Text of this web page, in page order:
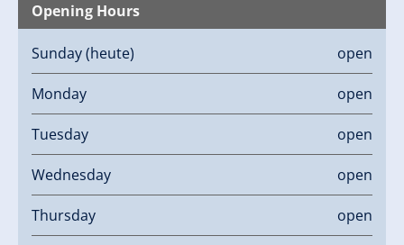
Opening Hours
Sunday(heute) open
Monday open
Tuesday open
Wednesday open
Thursday open